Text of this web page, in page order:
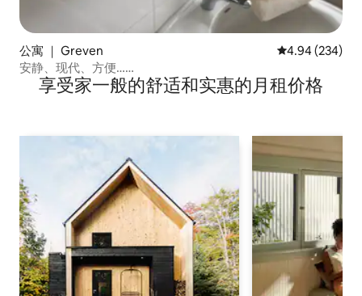
公寓 ｜ Greven 平均评分 4.94
4.94 (234)
安静、现代、方便……
享受家一般的舒适和实惠的月租价格